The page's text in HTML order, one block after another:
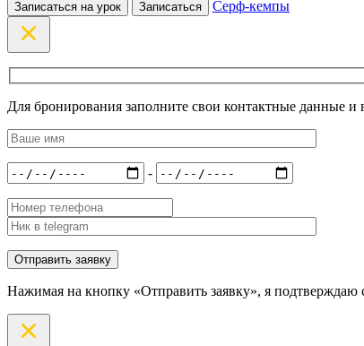
Записаться на урок Записаться Серф-кемпы
Для бронирования заполните свои контактные данные
-
Нажимая на кнопку «Отправить заявку», я подтверждаю